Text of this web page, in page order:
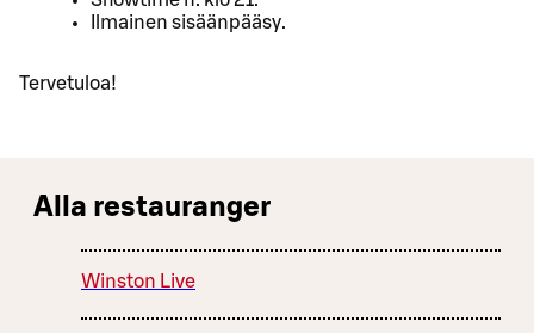
Ilmainen sisäänpääsy.
Tervetuloa!
Alla restauranger
Winston Live